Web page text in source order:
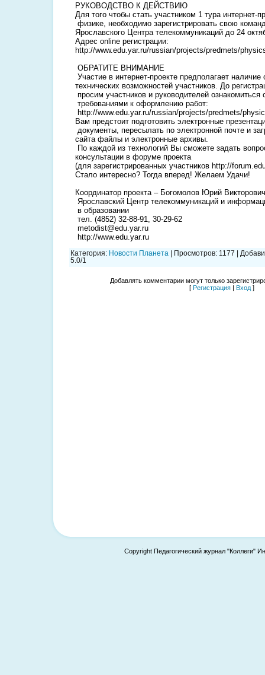
РУКОВОДСТВО К ДЕЙСТВИЮ
Для того чтобы стать участником 1 тура интернет-
физике, необходимо зарегистрировать свою
Ярославского Центра телекоммуникаций до 24
Адрес online регистрации:
http://www.edu.yar.ru/russian/projects/predmets/
ОБРАТИТЕ ВНИМАНИЕ
Участие в интернет-проекте предполагает
технических возможностей участников. До
просим участников и руководителей ознакомиться
требованиями к оформлению работ:
http://www.edu.yar.ru/russian/projects/predmets/
Вам предстоит подготовить электронные
документы, пересылать по электронной почте и
сайта файлы и электронные архивы.
По каждой из технологий Вы сможете задать
консультации в форуме проекта
(для зарегистрированных участников http://
Cтало интересно? Тогда вперед! Желаем Удачи!
Координатор проекта – Богомолов Юрий
Ярославский Центр телекоммуникаций и
в образовании
тел. (4852) 32-88-91, 30-29-62
metodist@edu.yar.ru
http://www.edu.yar.ru
Категория: Новости Планета Просмотров: 1177
5.0/1
Добавлять комментарии могут только
[ Регистрация | Вход ]
Copyright Педагогический журнал "Коллеги"